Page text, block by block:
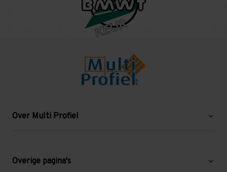
Over Multi Profiel
Blog
Overige pagina's